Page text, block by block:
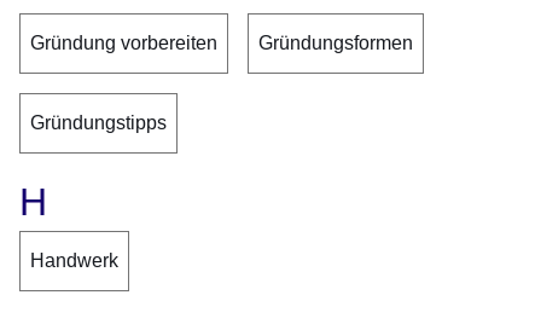
Gründung vorbereiten Gründungsformen
Gründungstipps
H
Handwerk